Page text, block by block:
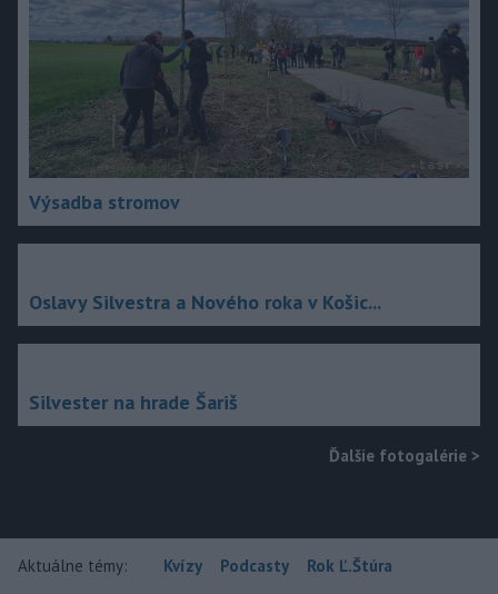
Výsadba stromov
Oslavy Silvestra a Nového roka v Košic...
Silvester na hrade Šariš
Ďalšie fotogalérie >
Aktuálne témy: Kvízy Podcasty Rok Ľ.Štúra